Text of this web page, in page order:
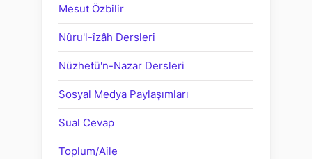
Mesut Özbilir
Nûru'l-îzâh Dersleri
Nüzhetü'n-Nazar Dersleri
Sosyal Medya Paylaşımları
Sual Cevap
Toplum/Aile